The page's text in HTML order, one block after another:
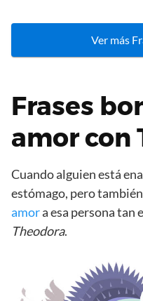
Ver más
Frases
amor con
Cuando alguien está
estómago, pero
amora esa persona tan
Theodora.